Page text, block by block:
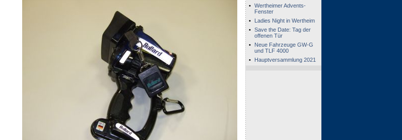
• Wertheimer Advents-
Fenster
•
Ladies Night in Wertheim
• Save the Date: Tag der
offenen Tür
•
Neue Fahrzeuge GW-G
und TLF 4000
•
Hauptversammlung 2021